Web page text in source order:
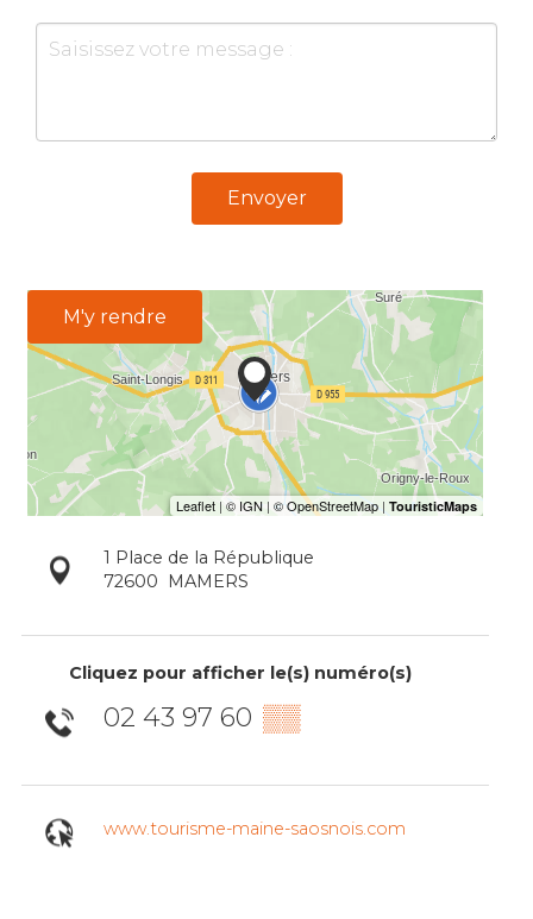
Envoyer
M'y rendre
1 Place de la République
72600
MAMERS
Cliquez pour afficher le(s) numéro(s)
02 43 97 60 ▒▒
www.tourisme-maine-saosnois.com